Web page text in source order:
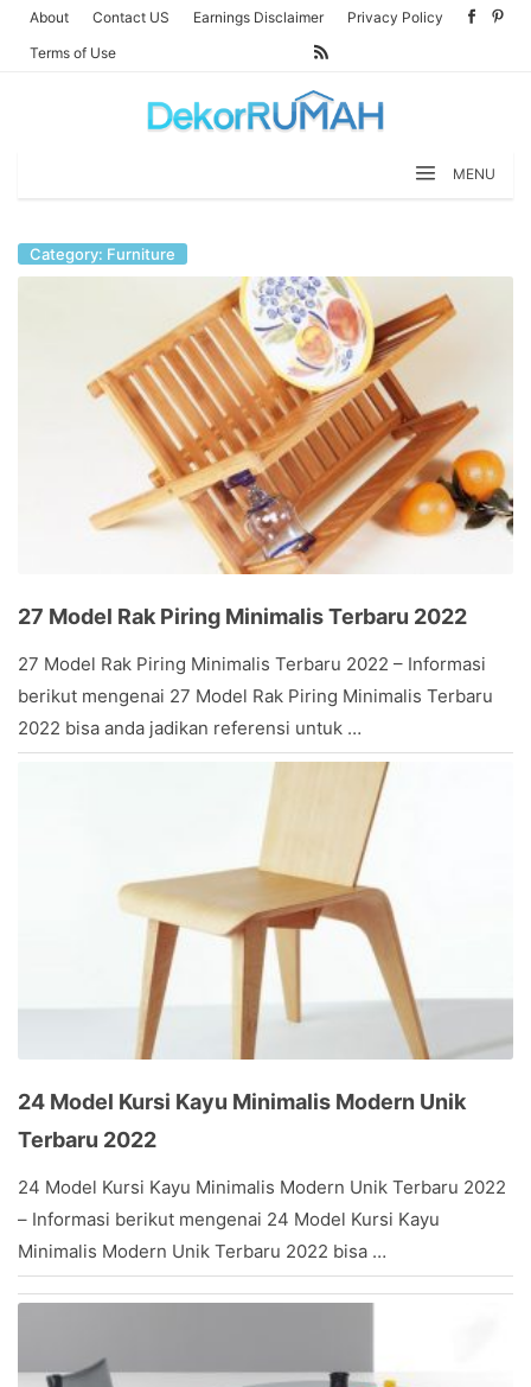
Skip
content
About Contact US Earnings Disclaimer
Privacy Policy
Terms of Use
MENU
Category: Furniture
27 Model Rak Piring Minimalis Terbaru 2022
March
2022
by
Stevany
27 Model Rak Piring Minimalis Terbaru 2022 – Informasi
berikut mengenai 27 Model Rak Piring Minimalis Terbaru
2022 bisa anda jadikan referensi untuk …
24 Model Kursi Kayu Minimalis Modern Unik
Terbaru 2022
February
2022
by
Stevany
24 Model Kursi Kayu Minimalis Modern Unik Terbaru 2022
– Informasi berikut mengenai 24 Model Kursi Kayu
Minimalis Modern Unik Terbaru 2022 bisa …